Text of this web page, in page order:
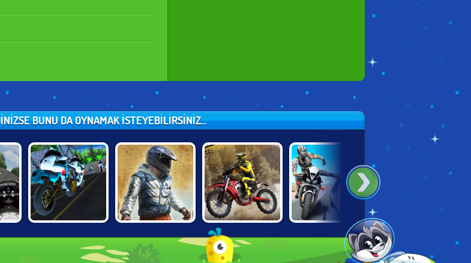
BUNU DA OYNAMAK ISTEYEBILIRSINIZ...
FURY BIKE RIDER
JAPAN
MOTOCROSS
CHAMPION
RACING
MOTO BIKE
ATTACK RACE
MASTER
DRAG RACING